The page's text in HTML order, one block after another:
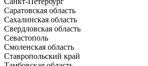
Саратовская область
Сахалинская область
Свердловская область
Севастополь
Смоленская область
Ставропольский край